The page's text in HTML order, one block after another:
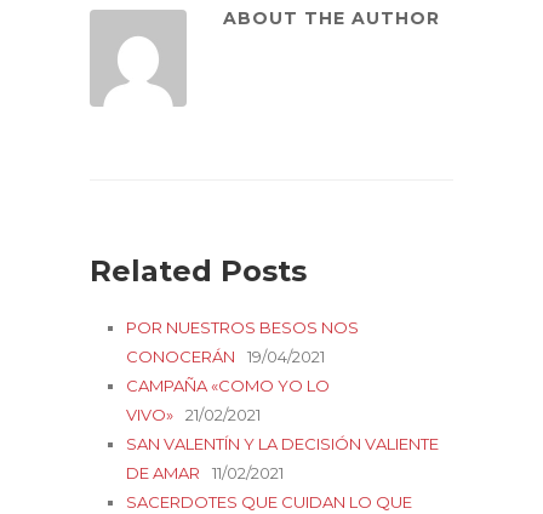
ABOUT THE AUTHOR
Related Posts
POR NUESTROS BESOS NOS
CONOCERÁN
19/04/2021
CAMPAÑA «COMO YO LO
VIVO»
21/02/2021
SAN VALENTÍN Y LA DECISIÓN VALIENTE
DE AMAR
11/02/2021
SACERDOTES QUE CUIDAN LO QUE